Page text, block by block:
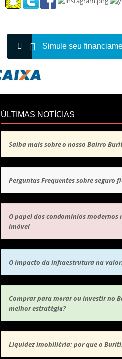
Simule seu
ÚLTIMAS NOTÍCIAS
Saiba mais sobre o nosso Bairro
Perguntas Frequentes sobre seguro
O papel dos condomínios modernos
imóvel
O impacto da infraestrutura na
Comprar para morar ou investir no
melhor estratégia?
Liquidez imobiliária: por que o